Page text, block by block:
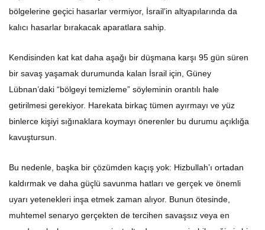
bölgelerine geçici hasarlar vermiyor, İsrail’in altyapılarında da
kalıcı hasarlar bırakacak aparatlara sahip.
Kendisinden kat kat daha aşağı bir düşmana karşı 95 gün süren
bir savaş yaşamak durumunda kalan İsrail için, Güney
Lübnan’daki “bölgeyi temizleme” söyleminin orantılı hale
getirilmesi gerekiyor. Harekata birkaç tümen ayırmayı ve yüz
binlerce kişiyi sığınaklara koymayı önerenler bu durumu açıklığa
kavuştursun.
Bu nedenle, başka bir çözümden kaçış yok: Hizbullah’ı ortadan
kaldırmak ve daha güçlü savunma hatları ve gerçek ve önemli
uyarı yetenekleri inşa etmek zaman alıyor. Bunun ötesinde,
muhtemel senaryo gerçekten de tercihen savaşsız veya en
azından uluslararası meşruiyet altında savaşa girebileceğimiz bir